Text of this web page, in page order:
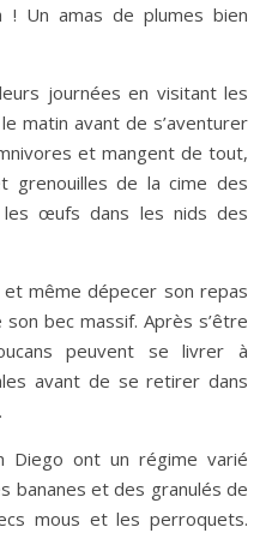
! Un amas de plumes bien
journées en visitant les
matin avant de s’aventurer
et mangent de tout,
grenouilles de la cime des
œufs dans les nids des
même dépecer son repas
bec massif. Après s’être
peuvent se livrer à
avant de se retirer dans
Diego ont un régime varié
bananes et des granulés de
mous et les perroquets.